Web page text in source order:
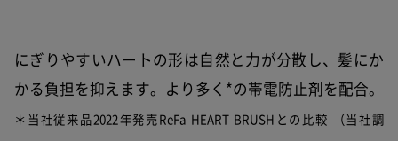
にぎりやすいハートの形は自然と力が分散し、髪にか
かる負担を抑えます。より多く*の帯電防止剤を配合。
＊当社従来品2022年発売ReFa HEART BRUSHとの比較 （当社調